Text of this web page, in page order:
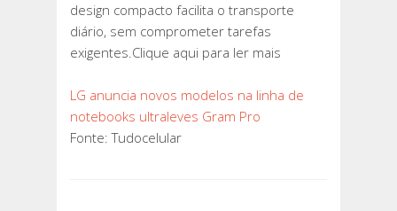
design compacto facilita o transporte
diário, sem comprometer tarefas
exigentes.Clique aqui para ler mais
LG anuncia novos modelos na linha de
notebooks ultraleves Gram Pro
Fonte: Tudocelular